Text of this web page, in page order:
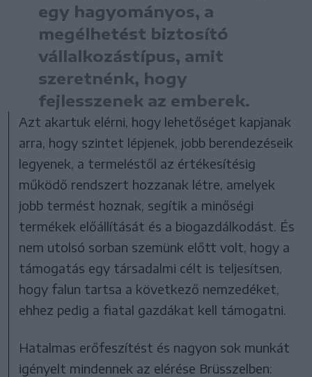
egy hagyományos, a
megélhetést biztosító
vállalkozástípus, amit
szeretnénk, hogy
fejlesszenek az emberek.
Azt akartuk elérni, hogy lehetőséget kapjanak
arra, hogy szintet lépjenek, jobb berendezéseik
legyenek, a termeléstől az értékesítésig
működő rendszert hozzanak létre, amelyek
jobb termést hoznak, segítik a minőségi
termékek előállítását és a biogazdálkodást. És
nem utolsó sorban szemünk előtt volt, hogy a
támogatás egy társadalmi célt is teljesítsen,
hogy falun tartsa a következő nemzedéket,
ehhez pedig a fiatal gazdákat kell támogatni.
Hatalmas erőfeszítést és nagyon sok munkát
igényelt mindennek az elérése Brüsszelben: